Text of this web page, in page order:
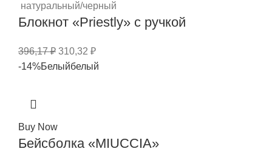
натуральный/черный
Блокнот «Priestly» с ручкой
396,17₽ 310,32 ₽
-14%Белыйбелый
Buy Now
Бейсболка «MIUCCIA»